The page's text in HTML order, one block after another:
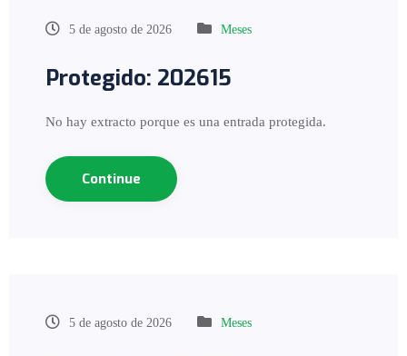
5 de agosto de 2026 Meses
Protegido: 202615
No hay extracto porque es una entrada protegida.
Continue
5 de agosto de 2026 Meses